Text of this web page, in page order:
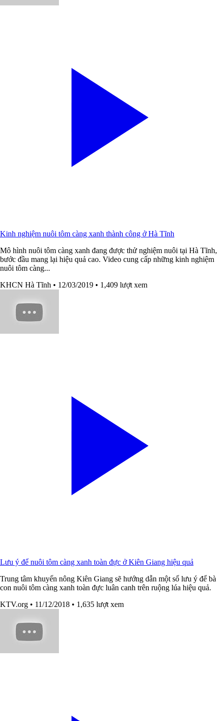
Kinh nghiệm nuôi tôm càng xanh thành công ở Hà Tĩnh
Mô hình nuôi tôm càng xanh đang được thử nghiệm nuôi tại Hà Tĩnh,
bước đầu mang lại hiệu quả cao. Video cung cấp những kinh nghiệm
nuôi tôm càng...
KHCN Hà Tĩnh • 12/03/2019 • 1,409 lượt xem
Lưu ý để nuôi tôm càng xanh toàn đực ở Kiên Giang hiệu quả
Trung tâm khuyến nông Kiên Giang sẽ hướng dẫn một số lưu ý để bà
con nuôi tôm càng xanh toàn đực luân canh trên ruộng lúa hiệu quả.
KTV.org • 11/12/2018 • 1,635 lượt xem